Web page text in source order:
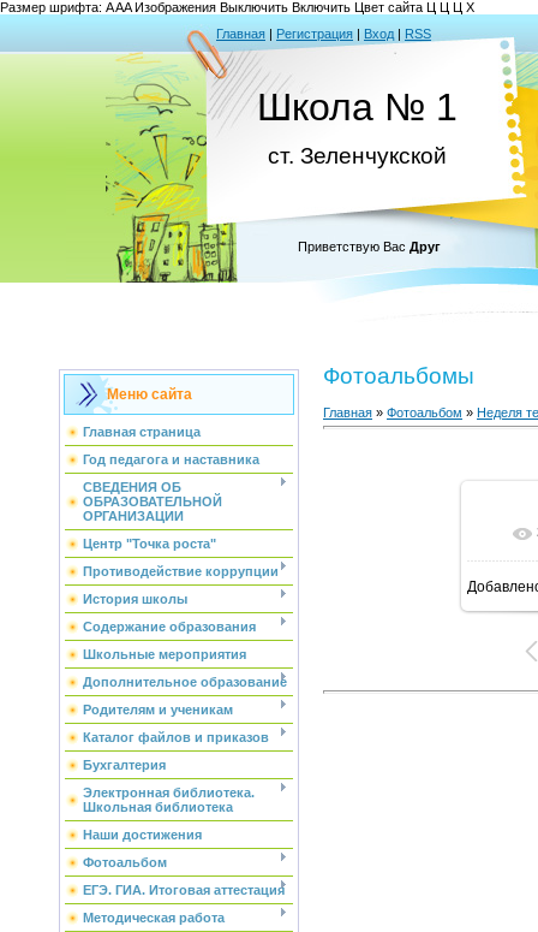
Размер шрифта: AAAИзображения Выключить Включить Цвет сайта Ц Ц Ц Х
Главная | Регистрация | Вход | RSS
Школа № 1
ст. Зеленчукской
Приветствую Вас Друг
Меню сайта
Главная страница
Год педагога и наставника
СВЕДЕНИЯ ОБ
ОБРАЗОВАТЕЛЬНОЙ
ОРГАНИЗАЦИИ
Центр "Точка роста"
Противодействие коррупции
История школы
Содержание образования
Школьные мероприятия
Дополнительное образование
Родителям и ученикам
Каталог файлов и приказов
Бухгалтерия
Электронная библиотека.
Школьная библиотека
Наши достижения
Фотоальбом
ЕГЭ. ГИА. Итоговая аттестация
Методическая работа
Фотоальбомы
Главная » Фотоальбом » Неделя